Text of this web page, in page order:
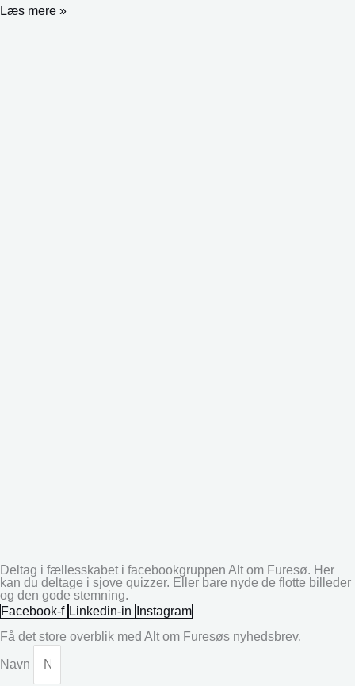
Læs mere »
Deltag i fællesskabet i facebookgruppen Alt om Furesø. Her
kan du deltage i sjove quizzer. Eller bare nyde de flotte billeder
og den gode stemning.
Facebook-f Linkedin-in
Instagram
Få det store overblik med Alt om Furesøs nyhedsbrev.
Navn